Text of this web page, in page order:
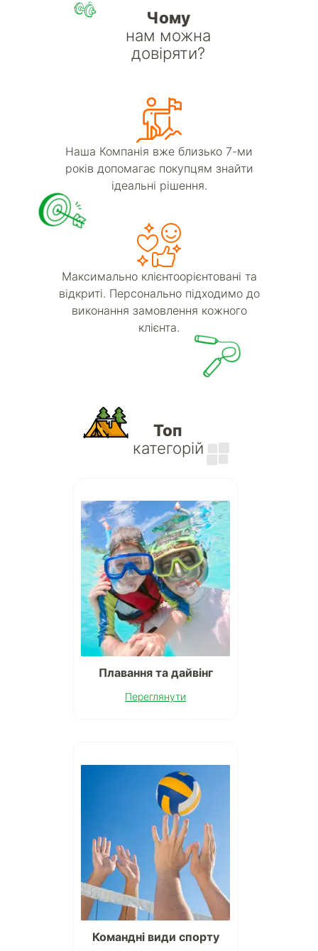
Чому
нам можна
довіряти?
Наша Компанія вже близько 7-ми
років допомагає покупцям знайти
ідеальні рішення.
Максимально клієнтоорієнтовані та
відкриті. Персонально підходимо до
виконання замовлення кожного
клієнта.
Топ
категорій
Плавання та дайвінг
Переглянути
Командні види спорту